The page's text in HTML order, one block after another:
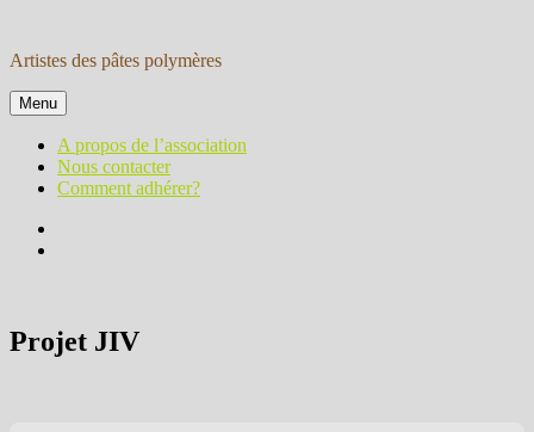
contenu
Artistes des pâtes polymères
Menu
A propos de l’association
Nous contacter
Comment adhérer?
Projet JIV